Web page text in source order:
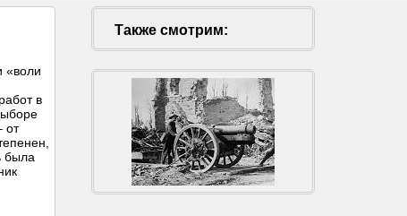
«воли
в
от
была
Также смотрим: